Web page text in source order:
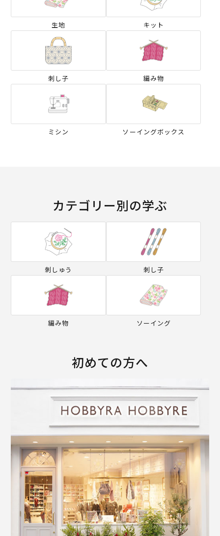
生地 キット
刺し子 編み物
ミシン ソーイングボックス
カテゴリー別の学ぶ
刺しゅう 刺し子
編み物 ソーイング
初めての方へ